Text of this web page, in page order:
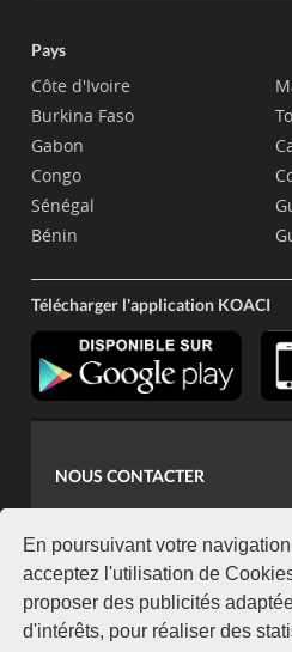
En poursuivant votre
acceptez l'utilisation de
proposer des publicités
d'intérêts, pour réaliser des
Pays
Côte d'Ivoire
Burkina Faso
Gabon
Congo
Sénégal
Bénin
Télécharger l'application KOACI
NOUS CONTACTER
koaci@yahoo.fr
+225 07 08 85 52 93